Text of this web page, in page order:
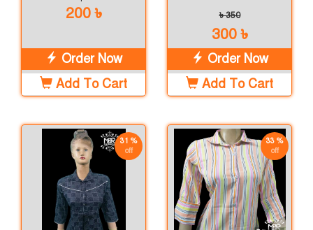
200 ৳
Order Now
Add To Cart
৳ 350
300 ৳
Order Now
Add To Cart
31 %
off
33 %
off